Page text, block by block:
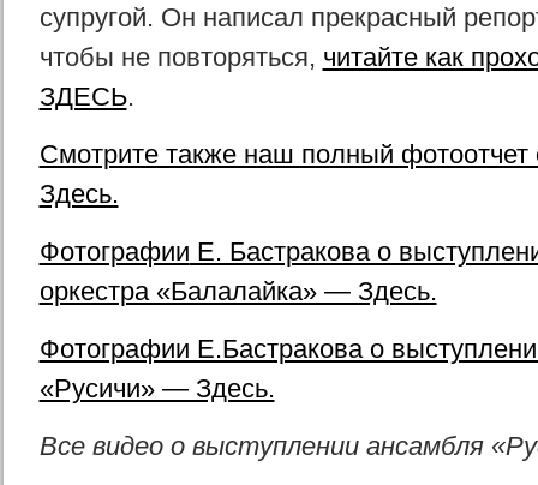
супругой. Он написал прекрасный
чтобы не повторяться, читайте как
ЗДЕСЬ.
Смотрите также наш полный
Здесь.
Фотографии Е. Бастракова о
оркестра «Балалайка» — Здесь.
Фотографии Е.Бастракова о
«Русичи» — Здесь.
Все видео о выступлении ансамбля